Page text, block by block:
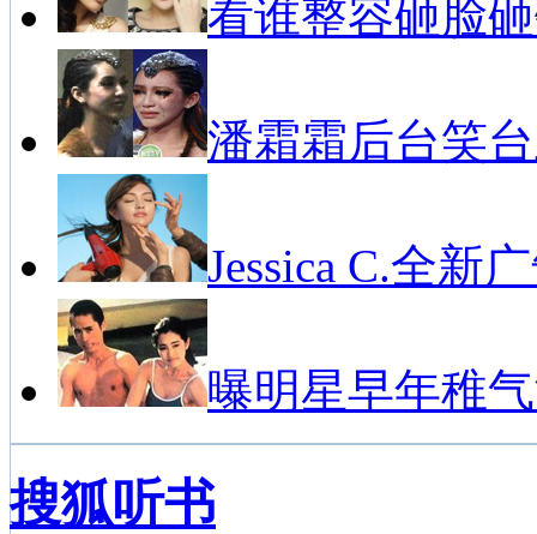
看谁整容砸脸
潘霜霜后台笑
Jessica C.全新
曝明星早年稚
搜狐听书